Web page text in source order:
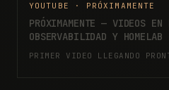
YOUTUBE · PRÓXIMAMENTE
PRÓXIMAMENTE — VIDEOS EN
OBSERVABILIDAD Y HOMELAB
PRIMER VIDEO LLEGANDO